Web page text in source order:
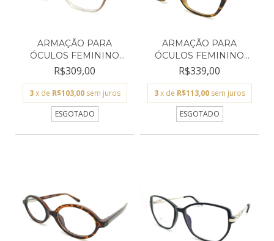
ARMAÇÃO PARA
ÓCULOS FEMININO
EMPÓRIO GLA...
R$309,00
3 x de R$103,00 sem juros
ESGOTADO
ARMAÇÃO PARA
ÓCULOS FEMININO
EMPÓRIO GLA...
R$339,00
3 x de R$113,00 sem juros
ESGOTADO